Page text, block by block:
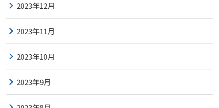
2023年12月
2023年11月
2023年10月
2023年9月